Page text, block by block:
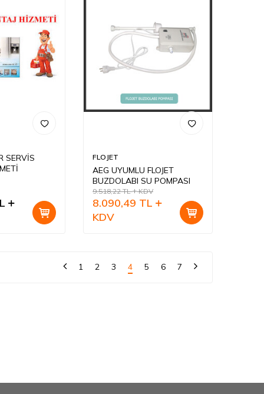
SERVİS
FLOJET
AEG UYUMLU FLOJET
BUZDOLABI SU POMPASI
9.518,22TL KDV
8.090,49 TL
KDV
1 2 3 4 5 6 7